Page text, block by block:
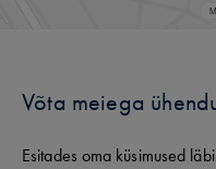
Võta meiega
Esitades oma küsimused